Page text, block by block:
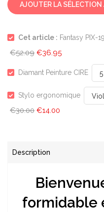
AJOUTER LA SÉLECTION
Cet article : Fantasy PIX-
€52.09 €36.95
Diamant Peinture CIRE
Stylo ergonomique
€30.00 €14.00
Description
formidable